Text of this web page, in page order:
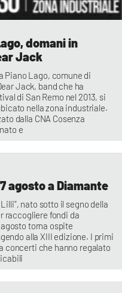
domani in
Jack
Piano Lago, comune di
Jack, band che ha
di San Remo nel 2013, si
nella zona industriale.
dalla CNA Cosenza
e
agosto a Diamante
nato sotto il segno della
raccogliere fondi da
torna ospite
alla XIII edizione. I primi
concerti che hanno regalato